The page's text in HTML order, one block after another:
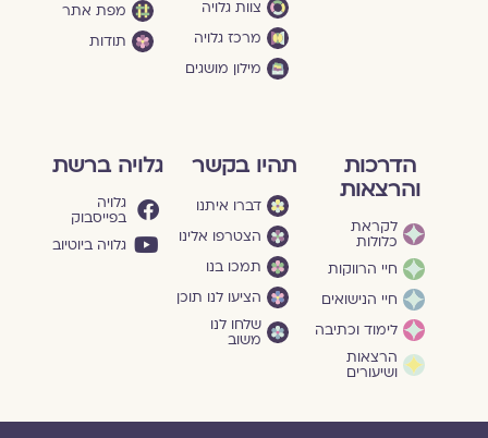
צוות גלויה
מרכז גלויה
מילון מושגים
מפת אתר
תודות
הדרכות
והרצאות
לקראת
כלולות
חיי הרווקות
חיי הנישואים
לימוד וכתיבה
הרצאות
ושיעורים
תהיו בקשר
דברו איתנו
הצטרפו אלינו
תמכו בנו
הציעו לנו תוכן
שלחו לנו
משוב
גלויה ברשת
גלויה
בפייסבוק
גלויה ביוטיוב